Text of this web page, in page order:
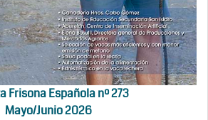
Frisona Española nº 273
Mayo/Junio 2026